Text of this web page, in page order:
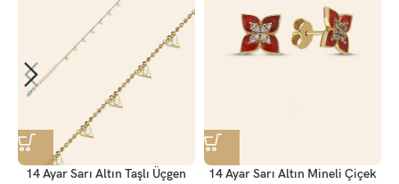
14 Ayar Sarı Altın Taşlı Üçgen
14 Ayar Sarı Altın Mineli Çiçek